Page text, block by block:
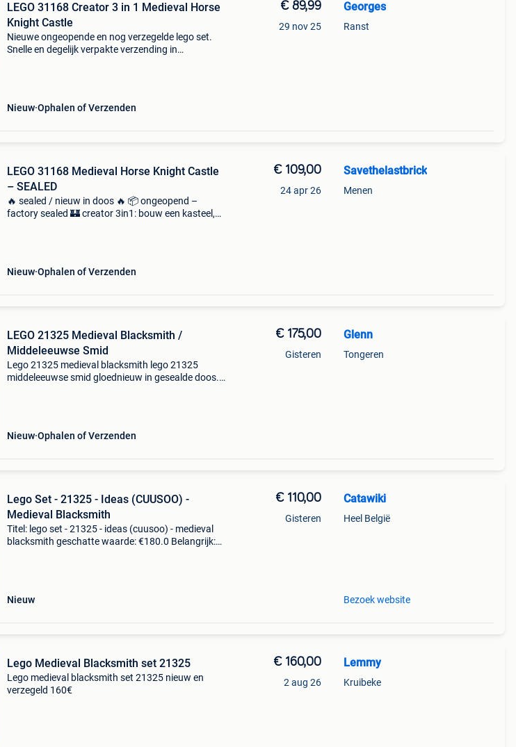
LEGO 31168 Creator 3 in 1 Medieval Horse
Knight Castle
Nieuwe ongeopende en nog verzegelde lego set.
Snelle en degelijk verpakte verzending in
Nieuw Ophalen of Verzenden
€ 89,99
29 nov 25
Georges
Ranst
LEGO 31168 Medieval Horse Knight Castle
– SEALED
🔥 sealed / nieuw in doos 🔥 📦 ongeopend –
factory sealed 🏰 creator 3in1: bouw een kasteel,
Nieuw Ophalen of Verzenden
€ 109,00
24 apr 26
Savethelastbrick
Menen
LEGO 21325 Medieval Blacksmith /
Middeleeuwse Smid
Lego 21325 medieval blacksmith lego 21325
middeleeuwse smid gloednieuw in gesealde doos.
Nieuw Ophalen of Verzenden
€ 175,00
Gisteren
Glenn
Tongeren
Lego Set - 21325 - Ideas (CUUSOO) -
Medieval Blacksmith
Titel: lego set - 21325 - ideas (cuusoo) - medieval
blacksmith geschatte waarde: €180.0 Belangrijk:
Nieuw
€ 110,00
Gisteren
Catawiki
Heel België
Bezoek website
Lego Medieval Blacksmith set 21325
Lego medieval blacksmith set 21325 nieuw en
verzegeld 160€
€ 160,00
2 aug 26
Lemmy
Kruibeke